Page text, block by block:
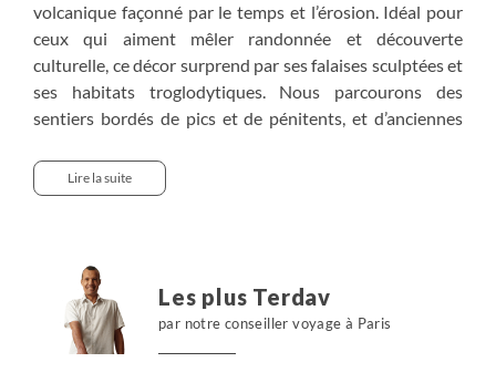
volcanique façonné par le temps et l’érosion. Idéal pour
ceux qui aiment mêler randonnée et découverte
culturelle, ce décor surprend par ses falaises sculptées et
ses habitats troglodytiques. Nous parcourons des
sentiers bordés de pics et de pénitents, et d’anciennes
pierre. Les couleurs se succèdent du rouge à l’ocre, du
blanc au vert, et chaque vallée raconte l’ingéniosité des
Lire la suite
Les plus Terdav
par notre conseiller voyage à Paris